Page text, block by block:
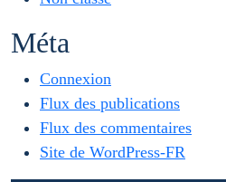
Méta
Connexion
Flux des publications
Flux des commentaires
Site de WordPress-FR